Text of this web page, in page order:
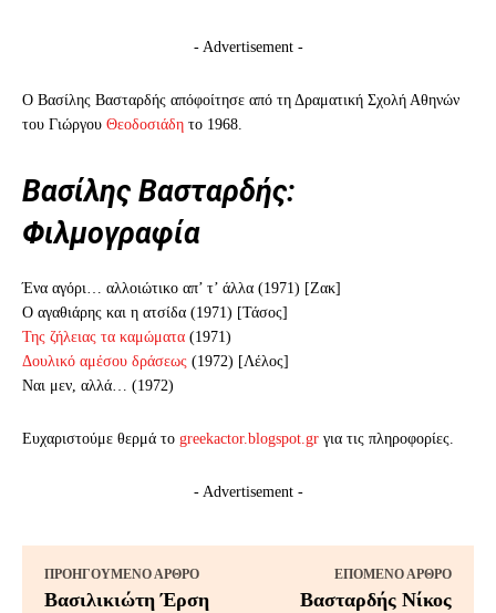
- Advertisement -
Ο Βασίλης Βασταρδής απόφοίτησε από τη Δραματική Σχολή Αθηνών
του Γιώργου Θεοδοσιάδη το 1968.
Βασίλης Βασταρδής:
Φιλμογραφία
Ένα αγόρι… αλλοιώτικο απ’ τ’ άλλα (1971) [Ζακ]
Ο αγαθιάρης και η ατσίδα (1971) [Τάσος]
Της ζήλειας τα καμώματα (1971)
Δουλικό αμέσου δράσεως (1972) [Λέλος]
Ναι μεν, αλλά… (1972)
Ευχαριστούμε θερμά το greekactor.blogspot.gr για τις πληροφορίες.
- Advertisement -
ΠΡΟΗΓΟΎΜΕΝΟ ΆΡΘΡΟ
Βασιλικιώτη Έρση
ΕΠΌΜΕΝΟ ΆΡΘΡΟ
Βασταρδής Νίκος